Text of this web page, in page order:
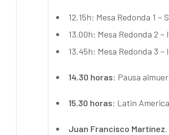
12.15h: Mesa Redonda 1
13.00h: Mesa Redonda 2
13.45h: Mesa Redonda 3
14.30 horas: Pausa
15.30 horas: Latin
Juan Francisco Martínez